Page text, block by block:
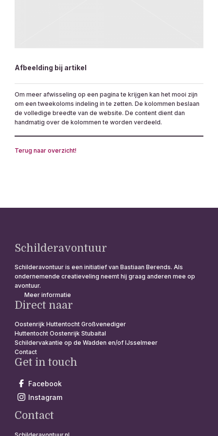
Afbeelding bij artikel
Om meer afwisseling op een pagina te krijgen kan het mooi zijn
om een tweekoloms indeling in te zetten. De kolommen beslaan
de volledige breedte van de website. De content dient dan
handmatig over de kolommen te worden verdeeld.
Terug naar overzicht!
Schilderavontuur
Schilderavontuur is een initiatief van Bastiaan Berends. Als
ondernemende creatieveling neemt hij graag anderen mee op
avontuur.
Meer informatie
Direct naar
Oostenrijk Huttentocht Großvenediger
Huttentocht Oostenrijk Stubaital
Schildervakantie op de Wadden en/of IJsselmeer
Contact
Get in touch
Facebook
Instagram
Contact